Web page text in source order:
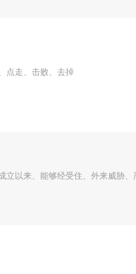
点走、击败、去掉
立以来、能够经受住、外来威胁、